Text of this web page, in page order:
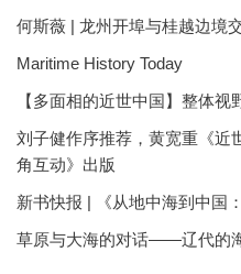
何斯薇 | 龙州开埠与桂越边境
Maritime History Today
【多面相的近世中国】整体
刘子健作序推荐，黄宽重《
角互动》出版
新书快报 | 《从地中海到中国
草原与大海的对话——辽代的